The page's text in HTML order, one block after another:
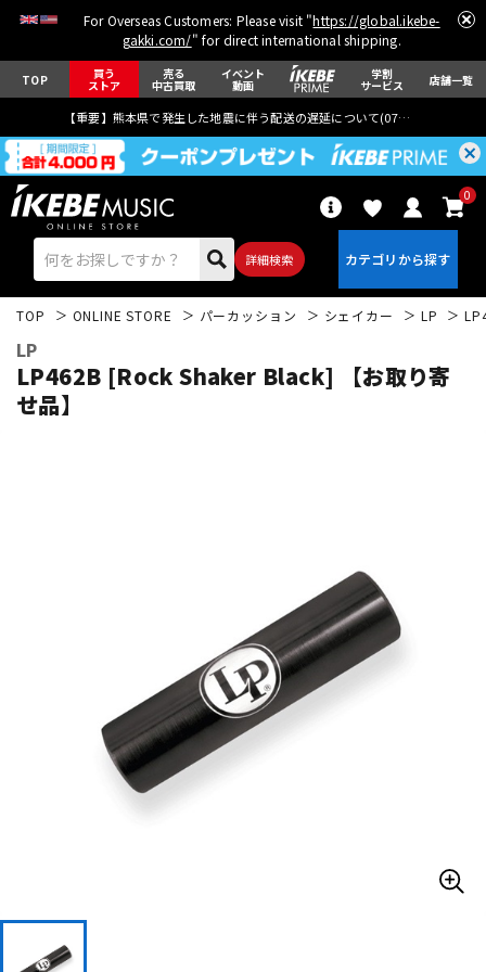
For Overseas Customers: Please visit "https://global.ikebe-
gakki.com/" for direct international shipping.
TOP 買う
ストア
売る
中古買取
イベント
動画
学割
サービス 店舗一覧
【重要】熊本県で発生した地震に伴う配送の遅延について(07月29日
詳細検索
0
パーカッション
電子ピアノ
管楽器
TOP ONLINE STORE パーカッション シェイカー LP
LP
LP462B [Rock Shaker Black] 【お取り寄
せ品】